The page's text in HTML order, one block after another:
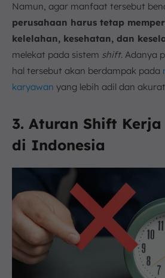
Namun, agar manfaat tersebut
perusahaan harus tetap
kelelahan, kesehatan, dan
melekat pada sistem shift. Adanya
hal tersebut akan berdampak pada
karyawan yang lebih adil dan
3. Aturan Shift
di Indonesia